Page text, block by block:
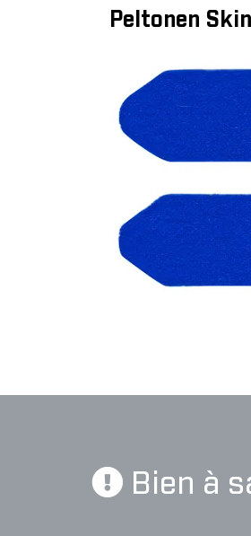
Peltonen
Bien à